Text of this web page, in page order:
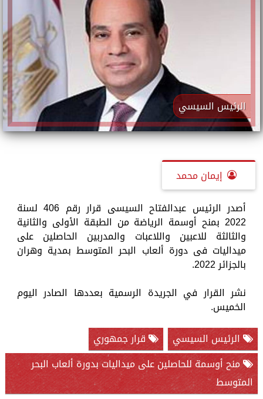
الرئيس السيسي
إيمان محمد
أصدر الرئيس عبدالفتاح السيسى قرار رقم 406 لسنة
2022 بمنح أوسمة الرياضة من الطبقة الأولى والثانية
والثالثة للاعبين واللاعبات والمدربين الحاصلين على
ميداليات فى دورة ألعاب البحر المتوسط بمدية وهران
بالجزائر 2022.
نشر القرار في الجريدة الرسمية بعددها الصادر اليوم
الخميس.
الرئيس السيسي
قرار جمهوري
منح أوسمة للحاصلين على ميداليات بدورة ألعاب البحر
المتوسط